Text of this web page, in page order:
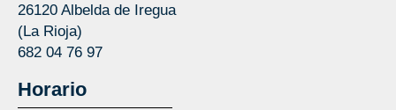
26120 Albelda de Iregua
(La Rioja)
682 04 76 97
Horario